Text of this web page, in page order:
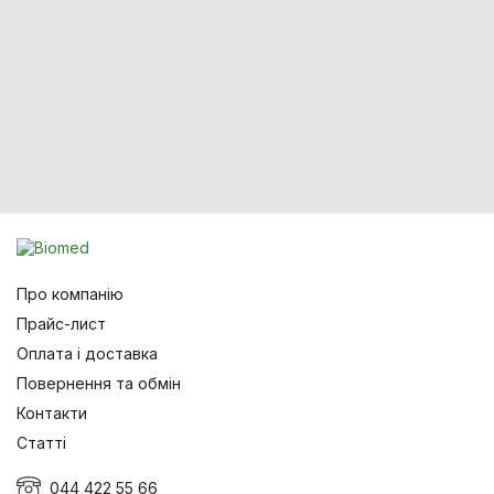
Про компанію
Прайс-лист
Оплата і доставка
Повернення та обмін
Контакти
Статті
044 422 55 66